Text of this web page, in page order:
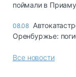
поймали в
08.08
Оренбуржье:
Все новости